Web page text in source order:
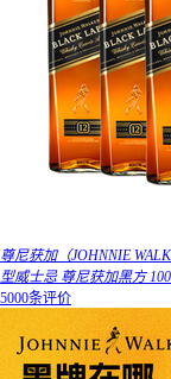
尊尼获加（JOHNNIE
型威士忌 尊尼获加黑方
5000条评价